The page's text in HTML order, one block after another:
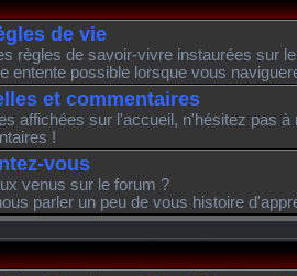
de vie
règles de savoir-vivre instaurées sur
entente possible lorsque vous
et commentaires
affichées sur l'accueil, n'hésitez pas à
!
vous
venus sur le forum ?
parler un peu de vous histoire